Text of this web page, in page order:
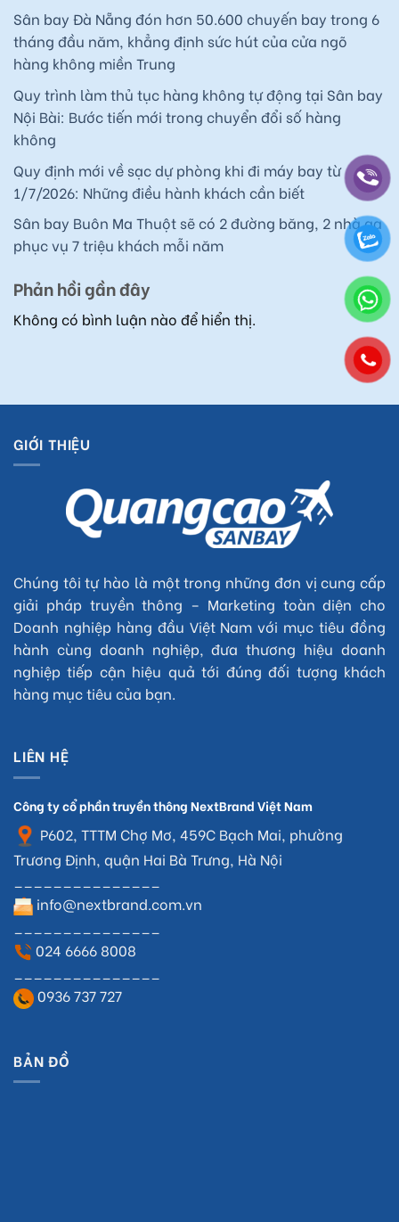
Sân bay Đà Nẵng đón hơn 50.600 chuyến bay trong 6
tháng đầu năm, khẳng định sức hút của cửa ngõ
hàng không miền Trung
Quy trình làm thủ tục hàng không tự động tại Sân bay
Nội Bài: Bước tiến mới trong chuyển đổi số hàng
không
Quy định mới về sạc dự phòng khi đi máy bay từ
1/7/2026: Những điều hành khách cần biết
Sân bay Buôn Ma Thuột sẽ có 2 đường băng, 2 nhà ga
phục vụ 7 triệu khách mỗi năm
Phản hồi gần đây
Không có bình luận nào để hiển thị.
GIỚI THIỆU
Chúng tôi tự hào là một trong những đơn vị cung cấp
giải pháp truyền thông – Marketing toàn diện cho
Doanh nghiệp hàng đầu Việt Nam với mục tiêu đồng
hành cùng doanh nghiệp, đưa thương hiệu doanh
nghiệp tiếp cận hiệu quả tới đúng đối tượng khách
hàng mục tiêu của bạn.
LIÊN HỆ
Công ty cổ phần truyền thông NextBrand Việt Nam
P602, TTTM Chợ Mơ, 459C Bạch Mai, phường
Trương Định, quận Hai Bà Trưng, Hà Nội
_______________
info@nextbrand.com.vn
_______________
024 6666 8008
_______________
0936 737 727
BẢN ĐỒ